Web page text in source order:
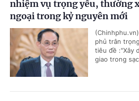
nhiệm vụ trọng yếu, thường
ngoại trong kỷ nguyên mới
phủ trân
tiêu đề :"Xây
giao trong